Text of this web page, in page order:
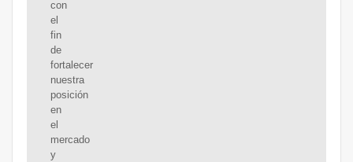
con
el
fin
de
fortalecer
nuestra
posición
en
el
mercado
y